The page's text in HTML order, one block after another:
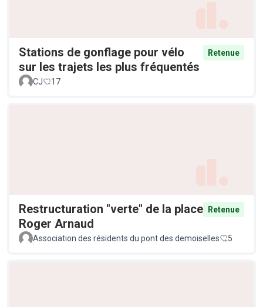
Stations de gonflage pour vélo
sur les trajets les plus fréquentés
Retenue
CJ 17
Restructuration "verte" de la place
Roger Arnaud
Retenue
Association des résidents du pont des demoiselles 5